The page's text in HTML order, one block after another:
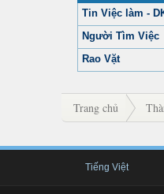
Tin Việc làm -
Người Tìm Việc
Rao Vặt
Trang chủ
Tiếng Việt